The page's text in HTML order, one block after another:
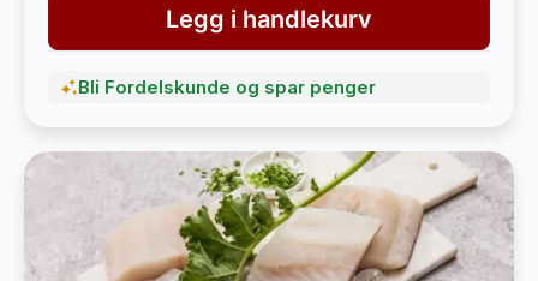
Legg i handlekurv
Bli Fordelskunde og spar penger